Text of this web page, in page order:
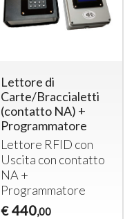
Lettore di
Carte/Braccialetti
(contatto NA) +
Programmatore
Lettore RFID con
Uscita con contatto
NA +
Programmatore
€ 440,00